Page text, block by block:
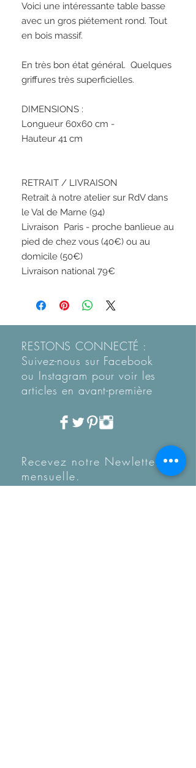
Voici une intéressante table basse
avec un gros piétement rond. Tout
en bois massif.
En très bon état général.  Quelques
griffures très superficielles.
DIMENSIONS :
Longueur 60x60 cm -
Hauteur 41 cm
RETRAIT / LIVRAISON
Retrait à notre atelier sur RdV dans
le Val de Marne (94)
Livraison  Paris - proche banlieue au
pied de chez vous (40€) ou au
domicile (50€)
Livraison national 79€
RESTONS CONNECTÉ :
Suivez-nous sur Facebook
ou Instagram pour voir les
articles en avant-première
Recevez notre Newletter
mensuelle.
Restez informé des